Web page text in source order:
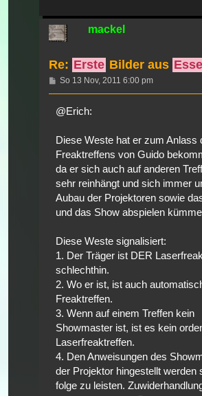
mackel
Re: Erste Bilder aus
Beitrag
So 13 Nov, 2011 6:00 pm
@Erich:
Diese Weste hat er zum Anlass
Freaktreffens von Guido
da er sich auch auf anderen
sehr reinhängt und sich immer
Aubau der Projektoren sowie
und das Show abspielen
Diese Weste signalisiert:
1. Der Träger ist DER Laserfreak
schlechthin.
2. Wo er ist, ist auch
Freaktreffen.
3. Wenn auf einem Treffen kein
Showmaster ist, ist es kein
Laserfreaktreffen.
4. Den Anweisungen des
der Projektor hingestellt werden
folge zu leisten.